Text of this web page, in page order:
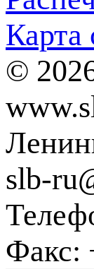
Карта
©
slb-
Факс: